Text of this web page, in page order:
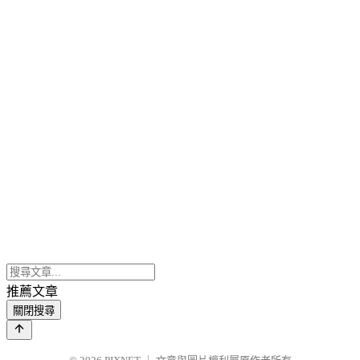
推薦文章
關閉搜尋